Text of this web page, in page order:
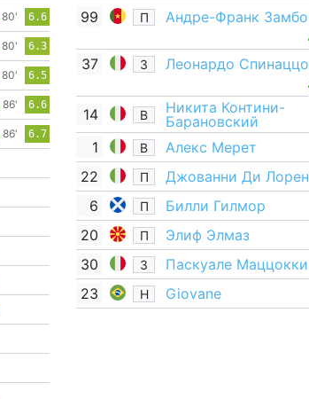
80' 6.6
80' 6.3
80' 6.5
86' 6.6
86' 6.7
99
П Андре-Франк
37 З Леонардо
14 В
Никита Контини-
Барановский
1
В
Алекс Мерет
22
П
Джованни Ди
6
П
Билли Гилмор
20
П
Элиф Элмаз
30
З
Паскуале Маццокки
23
Н Giovane